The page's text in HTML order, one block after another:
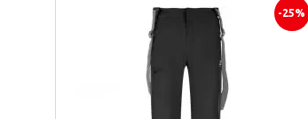
-25%